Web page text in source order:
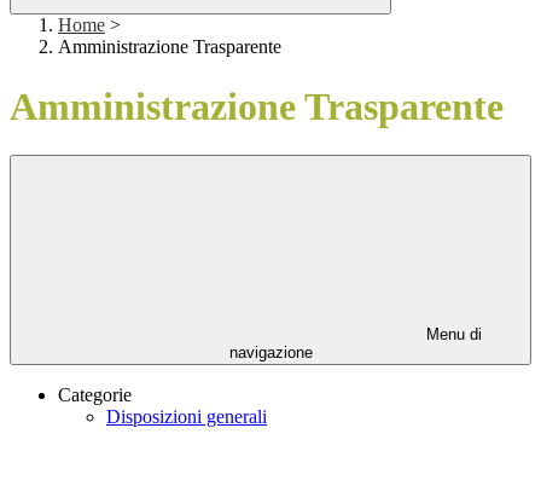
Home >
Amministrazione Trasparente
Amministrazione Trasparente
Menu di
navigazione
Categorie
Disposizioni generali